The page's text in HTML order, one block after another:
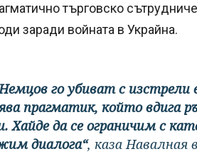
търговско
заради войната в Украйна.
го убиват с изстрели
прагматик, който вдига
Хайде да се ограничим с
диалога“, каза Навалная